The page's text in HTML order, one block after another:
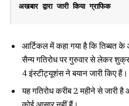
अखबार द्वारा जारी किया ग्राफिक
आर्टिकल में कहा गया है कि तिब्बत
सैन्य गतिरोध पर गुरुवार से लेकर
4 इंस्टीट्यूशंस ने बयान जारी किए हैं।
यह गतिरोध करीब 2 महीने से जारी